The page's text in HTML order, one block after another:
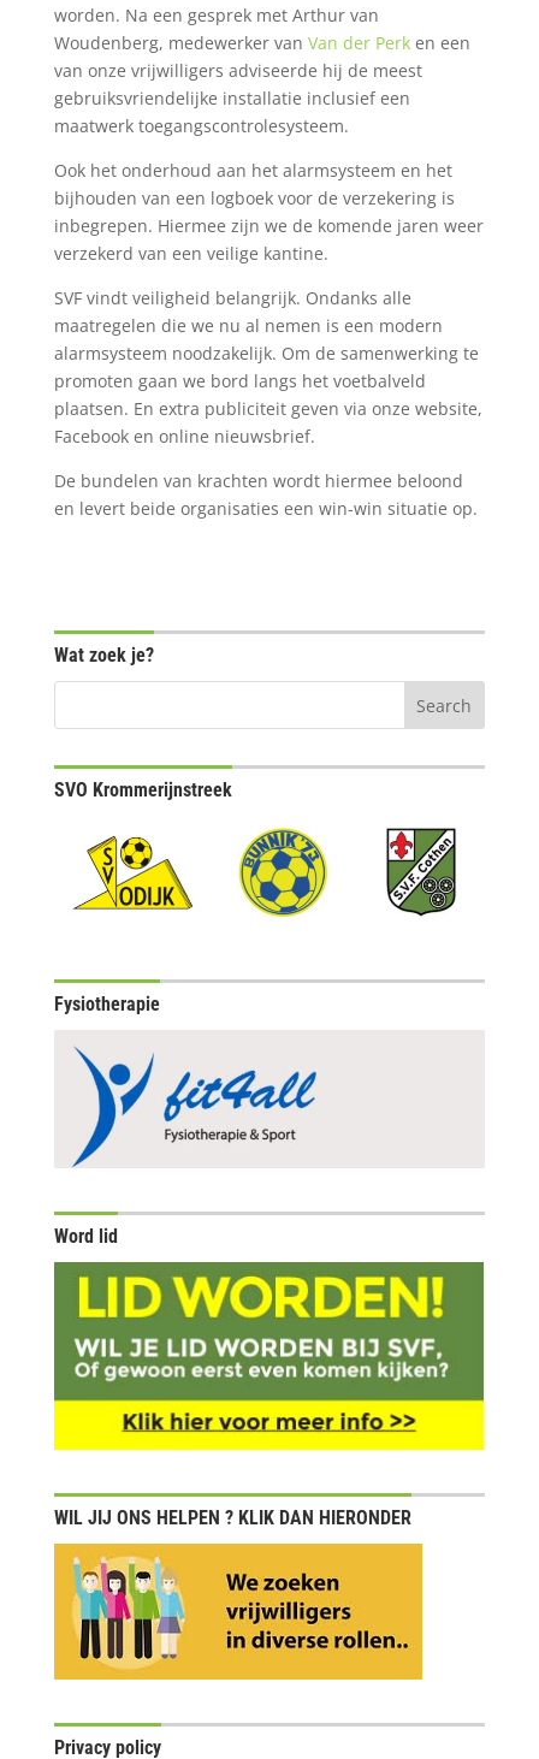
worden. Na een gesprek met Arthur van
Woudenberg, medewerker van Van der Perken een
van onze vrijwilligers adviseerde hij de meest
gebruiksvriendelijke installatie inclusief een
maatwerk toegangscontrolesysteem.
Ook het onderhoud aan het alarmsysteem en het
bijhouden van een logboek voor de verzekering is
inbegrepen. Hiermee zijn we de komende jaren weer
verzekerd van een veilige kantine.
SVF vindt veiligheid belangrijk. Ondanks alle
maatregelen die we nu al nemen is een modern
alarmsysteem noodzakelijk. Om de samenwerking te
promoten gaan we bord langs het voetbalveld
plaatsen. En extra publiciteit geven via onze website,
Facebook en online nieuwsbrief.
De bundelen van krachten wordt hiermee beloond
en levert beide organisaties een win-win situatie op.
Wat zoek je?
SVO Krommerijnstreek
Fysiotherapie
Word lid
WIL JIJ ONS HELPEN ? KLIK DAN HIERONDER
Privacy policy